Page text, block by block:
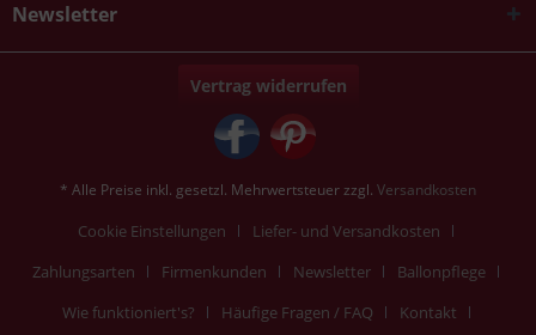
Newsletter
Vertrag widerrufen
* Alle Preise inkl. gesetzl. Mehrwertsteuer zzgl. Versandkosten
Cookie Einstellungen
Liefer- und Versandkosten
Zahlungsarten
Firmenkunden Newsletter
Ballonpflege
Wie funktioniert's?
Häufige Fragen / FAQ Kontakt